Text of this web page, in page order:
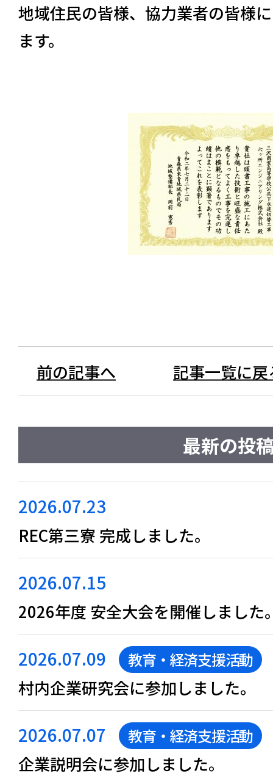
地域住民の皆様、協力業者の皆様
ます。
前の記事へ 記事一覧に戻
最新の投
2026.07.23
REC第三寮 完成しました。
2026.07.15
2026年度 安全大会を開催しました
2026.07.09 教育・経済支援活動
村内企業研究会に参加しました。
2026.07.07 教育・経済支援活動
企業説明会に参加しました。